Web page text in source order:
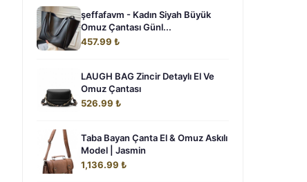
şeffafavm - Kadın Siyah Büyük
Omuz Çantası Günl...
457.99 ₺
LAUGH BAG Zincir Detaylı El Ve
Omuz Çantası
526.99 ₺
Taba Bayan Çanta El & Omuz Askılı
Model | Jasmin
1,136.99 ₺